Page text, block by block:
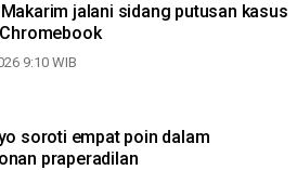
jalani sidang putusan kasus
9:10 WIB
soroti empat poin dalam
praperadilan